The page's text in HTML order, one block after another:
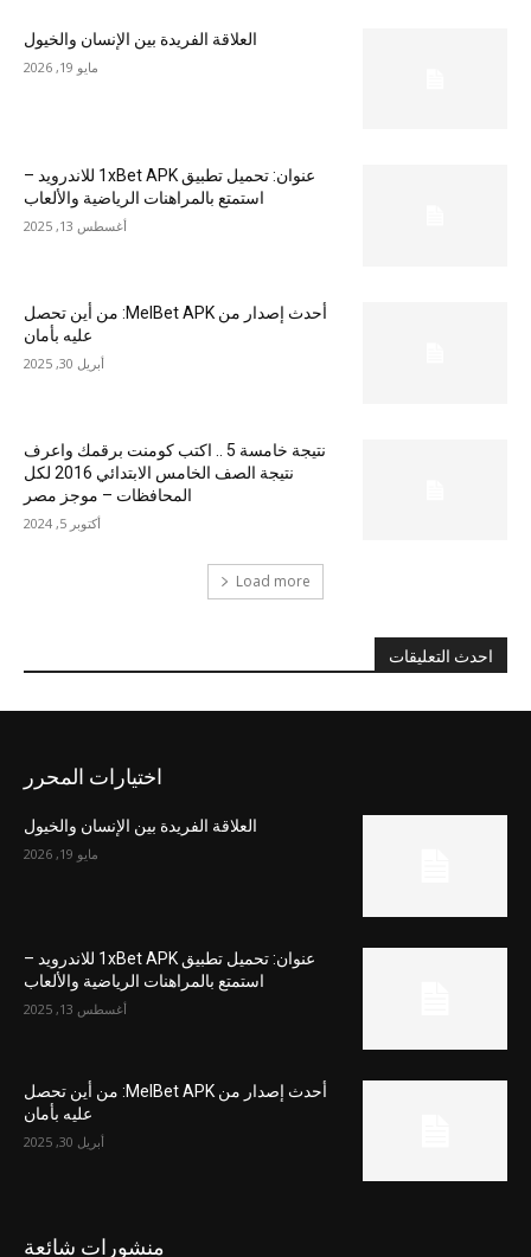
العلاقة الفريدة بين الإنسان والخيول
مايو 19, 2026
عنوان: تحميل تطبيق 1xBet APK للاندرويد –
استمتع بالمراهنات الرياضية والألعاب
أغسطس 13, 2025
أحدث إصدار من MelBet APK: من أين تحصل
عليه بأمان
أبريل 30, 2025
نتيجة خامسة 5 .. اكتب كومنت برقمك واعرف
نتيجة الصف الخامس الابتدائي 2016 لكل
المحافظات – موجز مصر
أكتوبر 5, 2024
Load more
احدث التعليقات
اختيارات المحرر
العلاقة الفريدة بين الإنسان والخيول
مايو 19, 2026
عنوان: تحميل تطبيق 1xBet APK للاندرويد –
استمتع بالمراهنات الرياضية والألعاب
أغسطس 13, 2025
أحدث إصدار من MelBet APK: من أين تحصل
عليه بأمان
أبريل 30, 2025
منشورات شائعة